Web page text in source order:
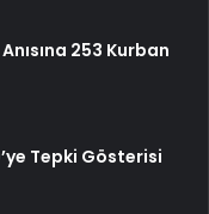
253 Kurban
Tepki Gösterisi